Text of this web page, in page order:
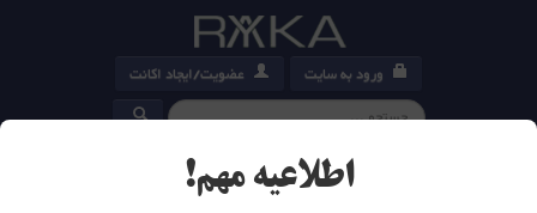
ورود به سایت عضویت/ایجاد اکانت
کارت خرید
اطلاعیه مهم!